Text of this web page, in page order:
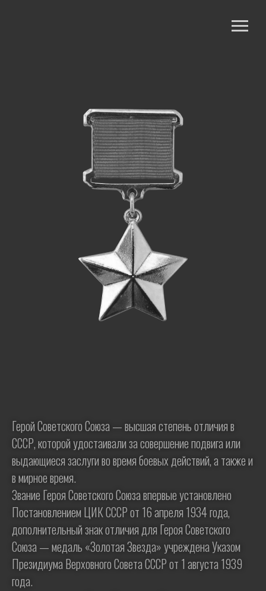
Герой Советского Союза — высшая степень отличия в
СССР, которой удостаивали за совершение подвига или
выдающиеся заслуги во время боевых действий, а также и
в мирное время.
Звание Героя Советского Союза впервые установлено
Постановлением ЦИК СССР от 16 апреля 1934 года,
дополнительный знак отличия для Героя Советского
Союза — медаль «Золотая Звезда» учреждена Указом
Президиума Верховного Совета СССР от 1 августа 1939
года.